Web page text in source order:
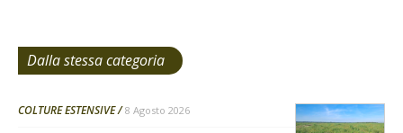
Dalla stessa categoria
COLTURE ESTENSIVE 8 Agosto 2026